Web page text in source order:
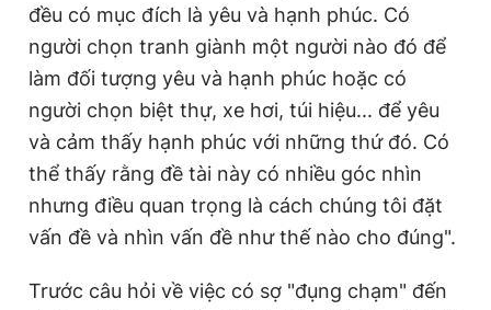
đều có mục đích là yêu và hạnh phúc. Có
người chọn tranh giành một người nào đó để
làm đối tượng yêu và hạnh phúc hoặc có
người chọn biệt thự, xe hơi, túi hiệu... để yêu
và cảm thấy hạnh phúc với những thứ đó. Có
thể thấy rằng đề tài này có nhiều góc nhìn
nhưng điều quan trọng là cách chúng tôi đặt
vấn đề và nhìn vấn đề như thế nào cho đúng".
Trước câu hỏi về việc có sợ "đụng chạm" đến